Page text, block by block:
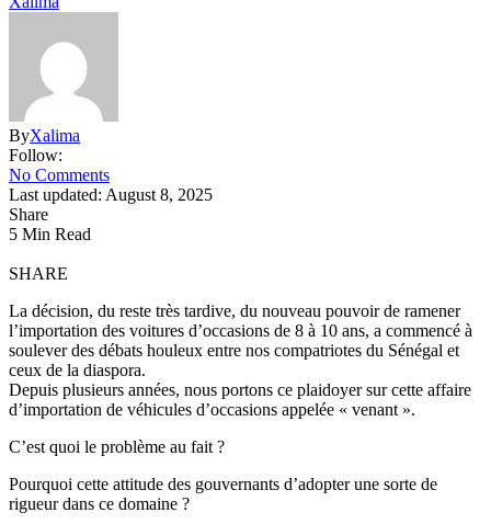
ByXalima
Follow:
No Comments
Last updated: August 8, 2025
Share
5 Min Read
SHARE
La décision, du reste très tardive, du nouveau pouvoir de ramener
l’importation des voitures d’occasions de 8 à 10 ans, a commencé à
soulever des débats houleux entre nos compatriotes du Sénégal et
ceux de la diaspora.
Depuis plusieurs années, nous portons ce plaidoyer sur cette affaire
d’importation de véhicules d’occasions appelée « venant ».
C’est quoi le problème au fait ?
Pourquoi cette attitude des gouvernants d’adopter une sorte de
rigueur dans ce domaine ?